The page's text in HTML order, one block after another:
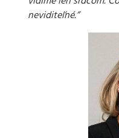
neviditeľné.”